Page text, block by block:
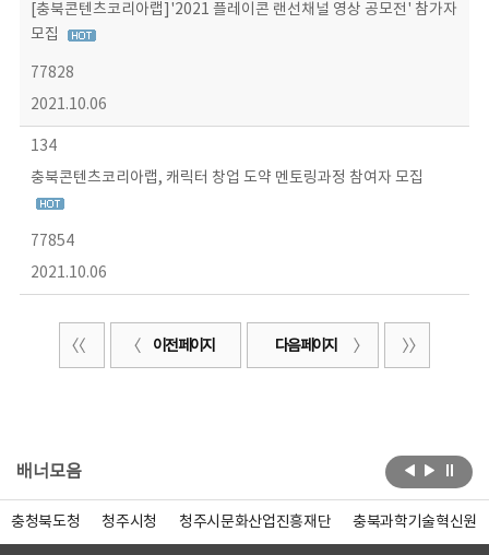
[충북콘텐츠코리아랩]'2021 플레이콘 랜선채널 영상 공모전' 참가자
모집
77828
2021.10.06
134
충북콘텐츠코리아랩, 캐릭터 창업 도약 멘토링과정 참여자 모집
77854
2021.10.06
이전 페이지 다음 페이지
배너모음
충청북도청 청주시청 청주시문화산업진흥재단 충북과학기술혁신원